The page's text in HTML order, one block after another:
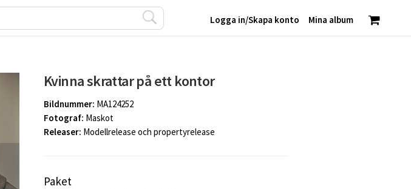
Mina album
Logga in/Skapa konto
Kvinna skrattar på ett kontor
Bildnummer: MA124252
Fotograf: Maskot
Releaser: Modellrelease och propertyrelease
Paket